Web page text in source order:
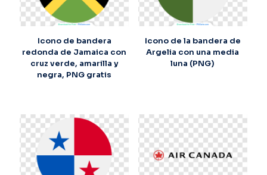
Icono de bandera
redonda de Jamaica con
cruz verde, amarilla y
negra, PNG gratis
Icono de la bandera de
Argelia con una media
luna (PNG)